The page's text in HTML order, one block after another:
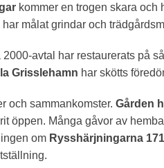
kommer en trogen skara och
målat grindar och
avtal har restaurerats på
Grisslehamn har skötts
och sammankomster. Gården
öppen. Många gåvor av
om Rysshärjningarna